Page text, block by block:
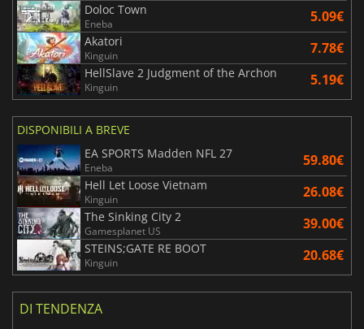
Doloc Town
Eneba 5.09€
Akatori
Kinguin 7.78€
HellSlave 2 Judgment of the Archon
Kinguin 5.19€
DISPONIBILI A BREVE
EA SPORTS Madden NFL 27
Eneba 59.80€
Hell Let Loose Vietnam
Kinguin 26.08€
The Sinking City 2
Gamesplanet US 39.00€
STEINS;GATE RE BOOT
Kinguin 20.68€
DI TENDENZA